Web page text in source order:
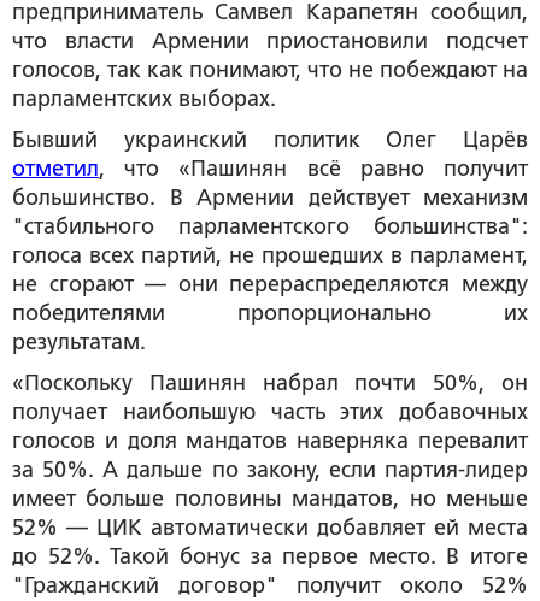
предприниматель Самвел Карапетян сообщил,
что власти Армении приостановили подсчет
голосов, так как понимают, что не побеждают на
парламентских выборах.
Бывший украинский политик Олег Царёв
отметил, что «Пашинян всё равно получит
большинство. В Армении действует механизм
"стабильного парламентского большинства":
голоса всех партий, не прошедших в парламент,
не сгорают — они перераспределяются между
победителями пропорционально их
результатам.
«Поскольку Пашинян набрал почти 50%, он
получает наибольшую часть этих добавочных
голосов и доля мандатов наверняка перевалит
за 50%. А дальше по закону, если партия-лидер
имеет больше половины мандатов, но меньше
52% — ЦИК автоматически добавляет ей места
до 52%. Такой бонус за первое место. В итоге
"Гражданский договор" получит около 52%